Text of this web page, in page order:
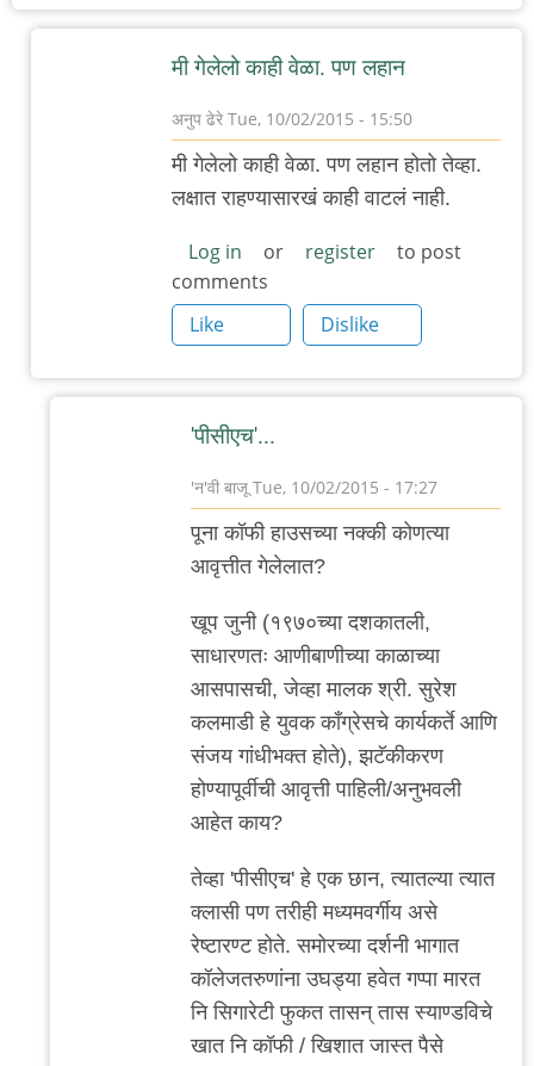
मी गेलेलो काही वेळा. पण लहान
अनुप ढेरे Tue, 10/02/2015 - 15:50
In
डेक्कनला
असलेल्या
(कै)
पूना
by
मी गेलेलो काही वेळा. पण लहान होतो तेव्हा.
लक्षात राहण्यासारखं काही वाटलं नाही.
Log in or register
to post
comments
Like
Dislike
'पीसीएच'...
'न'वी बाजूTue, 10/02/2015 - 17:27
In
reply
मी
गेलेलो
काही
वेळा.
पण
लहान
by
ढेरे
पूना कॉफी हाउसच्या नक्की कोणत्या
आवृत्तीत गेलेलात?
खूप जुनी (१९७०च्या दशकातली,
साधारणतः आणीबाणीच्या काळाच्या
आसपासची, जेव्हा मालक श्री. सुरेश
कलमाडी हे युवक काँग्रेसचे कार्यकर्ते आणि
संजय गांधीभक्त होते), झटॅकीकरण
होण्यापूर्वीची आवृत्ती पाहिली/अनुभवली
आहेत काय?
तेव्हा 'पीसीएच' हे एक छान, त्यातल्या त्यात
क्लासी पण तरीही मध्यमवर्गीय असे
रेष्टारण्ट होते. समोरच्या दर्शनी भागात
कॉलेजतरुणांना उघड्या हवेत गप्पा मारत
नि सिगारेटी फुकत तासन् तास स्याण्डविचे
खात नि कॉफी / खिशात जास्त पैसे